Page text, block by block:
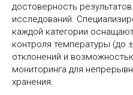
достоверность
исследований.
каждой категории
контроля температуры (до
отклонений и
мониторинга для
хранения.